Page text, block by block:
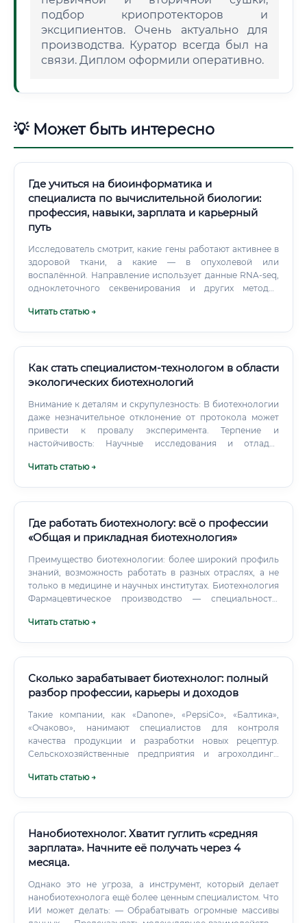
подбор криопротекторов и
эксципиентов. Очень актуально для
производства. Куратор всегда был на
связи. Диплом оформили оперативно.
💡 Может быть интересно
Где учиться на биоинформатика и
специалиста по вычислительной биологии:
профессия, навыки, зарплата и карьерный
путь
Исследователь смотрит, какие гены работают активнее в
здоровой ткани, а какие — в опухолевой или
воспалённой. Направление использует данные RNA-seq,
одноклеточного секвенирования и других методов
Читать статью →
Как стать специалистом-технологом в области
экологических биотехнологий
Внимание к деталям и скрупулезность: В биотехнологии
даже незначительное отклонение от протокола может
привести к провалу эксперимента. Терпение и
настойчивость: Научные исследования и отладка
времени и многочисленных повторений.
Читать статью →
Где работать биотехнологу: всё о профессии
«Общая и прикладная биотехнология»
Преимущество биотехнологии: более широкий профиль
знаний, возможность работать в разных отраслях, а не
только в медицине и научных институтах. Биотехнология
Фармацевтическое производство — специальность,
препаратов в соответствии со стандартами.
Читать статью →
Сколько зарабатывает биотехнолог: полный
разбор профессии, карьеры и доходов
Такие компании, как «Danone», «PepsiCo», «Балтика»,
«Очаково», нанимают специалистов для контроля
качества продукции и разработки новых рецептур.
Сельскохозяйственные предприятия и агрохолдинги
с генетически модифицированными культурами — всё
Читать статью →
Нанобиотехнолог. Хватит гуглить «средняя
зарплата». Начните её получать через 4
месяца.
Однако это не угроза, а инструмент, который делает
нанобиотехнолога ещё более ценным специалистом. Что
ИИ может делать: — Обрабатывать огромные массивы